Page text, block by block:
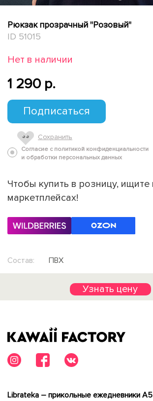
Рюкзак прозрачный "Розовый"
ID 51015
Нет в наличии
1 290 p.
Подписаться
Сохранить
Согласие с политикой конфиденциальности
и обработки персональных данных
Чтобы купить в розницу, ищите
маркетплейсах!
Состав: ПВХ
Узнать цену
Librateka – прикольные ежедневники А5